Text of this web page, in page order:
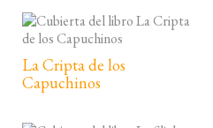
La Cripta de los
Capuchinos